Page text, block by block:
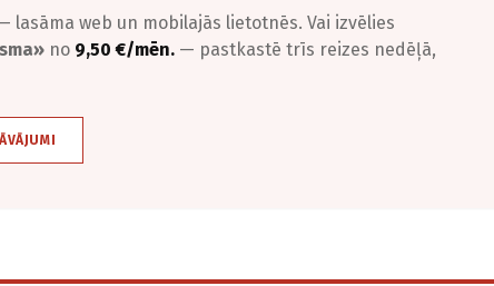
lasāma web un mobilajās lietotnēs. Vai izvēlies
no 9,50 €/mēn. — pastkastē trīs reizes nedēļā,